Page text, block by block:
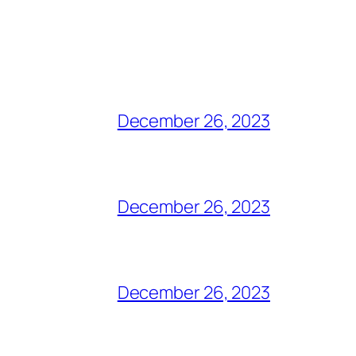
December 26, 2023
December 26, 2023
December 26, 2023